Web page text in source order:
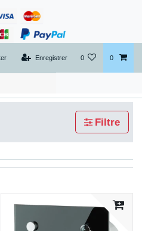
Enregistrer 0 0
Filtre